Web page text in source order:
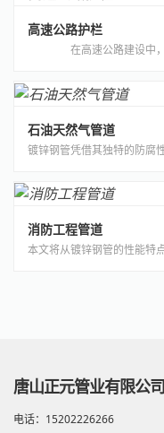
高速公路护栏
石油天然气管道
消防工程管道
唐山正元管业有限公司
电话：15202226266